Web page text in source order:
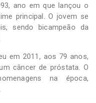
ano em que lançou o
principal. O jovem se
sendo bicampeão da
em 2011, aos 79 anos,
câncer de próstata. O
na época,